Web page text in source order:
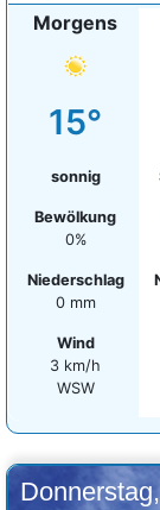
Morgens
15°
sonnig
Bewölkung
0%
Niederschlag
0 mm
Wind
3 km/h
WSW